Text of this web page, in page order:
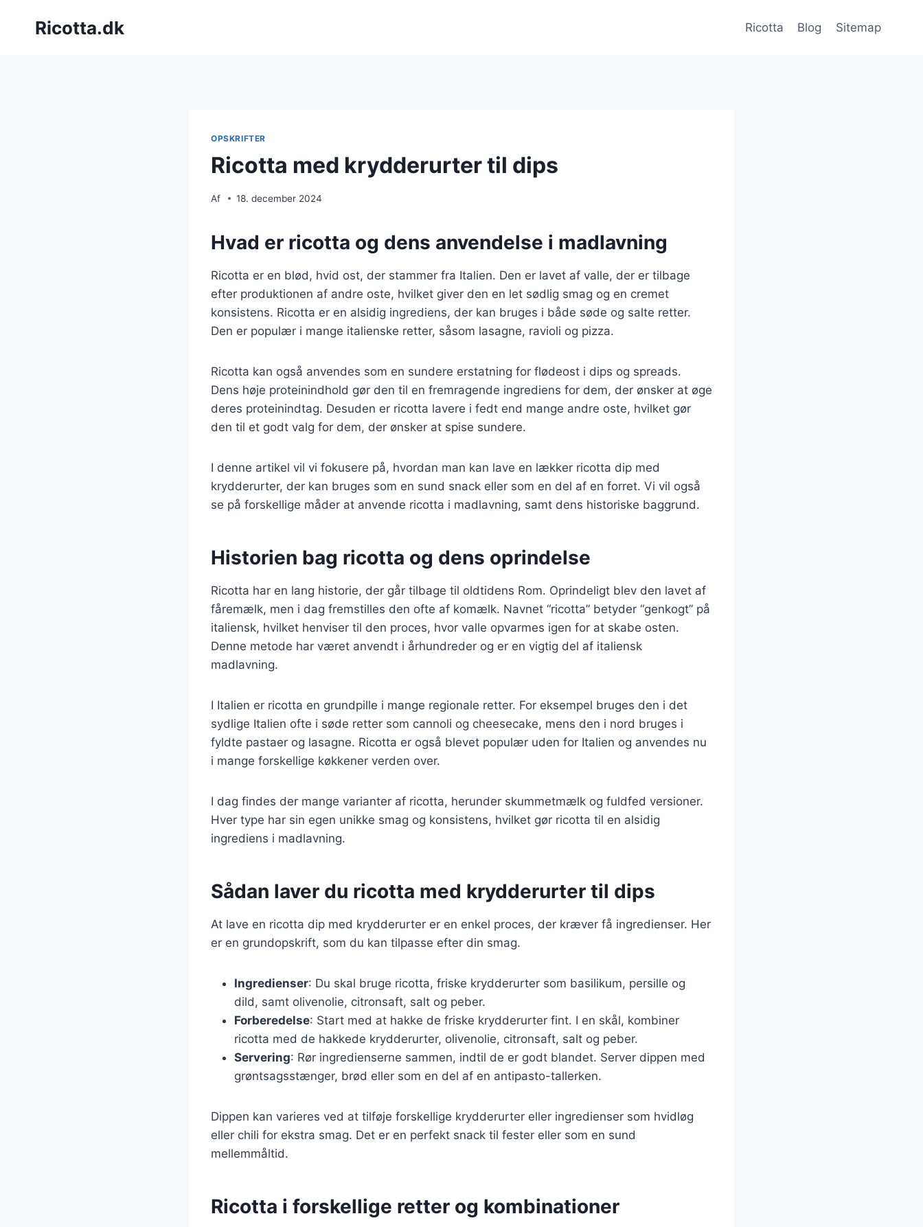
Ricotta.dk Ricotta Blog Sitemap
OPSKRIFTER
Ricotta med krydderurter til dips
Af 18. december 2024
Hvad er ricotta og dens anvendelse i madlavning
Ricotta er en blød, hvid ost, der stammer fra Italien. Den er lavet af valle, der er tilbage
efter produktionen af andre oste, hvilket giver den en let sødlig smag og en cremet
konsistens. Ricotta er en alsidig ingrediens, der kan bruges i både søde og salte retter.
Den er populær i mange italienske retter, såsom lasagne, ravioli og pizza.
Ricotta kan også anvendes som en sundere erstatning for flødeost i dips og spreads.
Dens høje proteinindhold gør den til en fremragende ingrediens for dem, der ønsker at øge
deres proteinindtag. Desuden er ricotta lavere i fedt end mange andre oste, hvilket gør
den til et godt valg for dem, der ønsker at spise sundere.
I denne artikel vil vi fokusere på, hvordan man kan lave en lækker ricotta dip med
krydderurter, der kan bruges som en sund snack eller som en del af en forret. Vi vil også
se på forskellige måder at anvende ricotta i madlavning, samt dens historiske baggrund.
Historien bag ricotta og dens oprindelse
Ricotta har en lang historie, der går tilbage til oldtidens Rom. Oprindeligt blev den lavet af
fåremælk, men i dag fremstilles den ofte af komælk. Navnet “ricotta” betyder “genkogt” på
italiensk, hvilket henviser til den proces, hvor valle opvarmes igen for at skabe osten.
Denne metode har været anvendt i århundreder og er en vigtig del af italiensk
madlavning.
I Italien er ricotta en grundpille i mange regionale retter. For eksempel bruges den i det
sydlige Italien ofte i søde retter som cannoli og cheesecake, mens den i nord bruges i
fyldte pastaer og lasagne. Ricotta er også blevet populær uden for Italien og anvendes nu
i mange forskellige køkkener verden over.
I dag findes der mange varianter af ricotta, herunder skummetmælk og fuldfed versioner.
Hver type har sin egen unikke smag og konsistens, hvilket gør ricotta til en alsidig
ingrediens i madlavning.
Sådan laver du ricotta med krydderurter til dips
At lave en ricotta dip med krydderurter er en enkel proces, der kræver få ingredienser. Her
er en grundopskrift, som du kan tilpasse efter din smag.
Ingredienser: Du skal bruge ricotta, friske krydderurter som basilikum, persille og
dild, samt olivenolie, citronsaft, salt og peber.
Forberedelse: Start med at hakke de friske krydderurter fint. I en skål, kombiner
ricotta med de hakkede krydderurter, olivenolie, citronsaft, salt og peber.
Servering: Rør ingredienserne sammen, indtil de er godt blandet. Server dippen med
grøntsagsstænger, brød eller som en del af en antipasto-tallerken.
Dippen kan varieres ved at tilføje forskellige krydderurter eller ingredienser som hvidløg
eller chili for ekstra smag. Det er en perfekt snack til fester eller som en sund
mellemmåltid.
Ricotta i forskellige retter og kombinationer